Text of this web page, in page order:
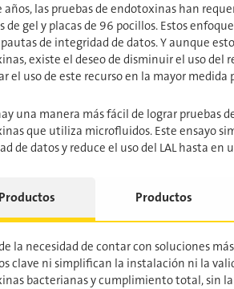
las pruebas de endotoxinas han
de gel y placas de 96 pocillos. Estos
de integridad de datos. Y aunque
existe el deseo de disminuir el uso del
el uso de este recurso en la mayor medida
una manera más fácil de lograr pruebas
que utiliza microfluidos. Este ensayo
de datos y reduce el uso del LAL hasta en
Productos Productos
la necesidad de contar con soluciones
clave ni simplifican la instalación ni la
bacterianas y cumplimiento total, sin